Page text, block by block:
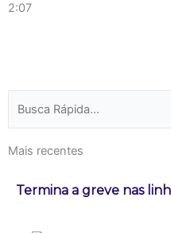
2:07
Mais recentes
Termina a greve nas